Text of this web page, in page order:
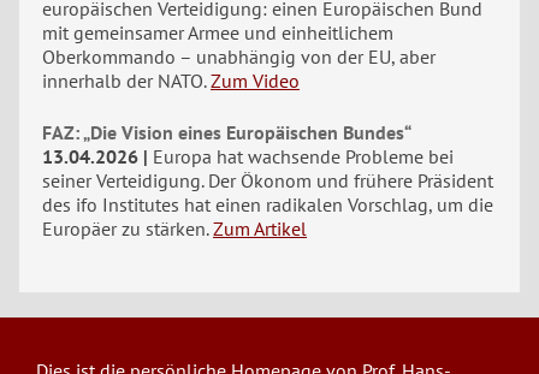
europäischen Verteidigung: einen Europäischen Bund
mit gemeinsamer Armee und einheitlichem
Oberkommando – unabhängig von der EU, aber
innerhalb der NATO. Zum Video
FAZ: „Die Vision eines Europäischen Bundes“
13.04.2026
Europa hat wachsende Probleme bei
seiner Verteidigung. Der Ökonom und frühere Präsident
des ifo Institutes hat einen radikalen Vorschlag, um die
Europäer zu stärken. Zum Artikel